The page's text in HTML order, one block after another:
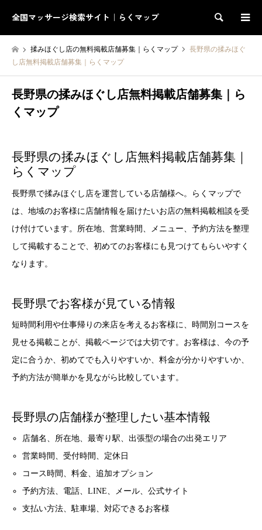
全国マッサージ検索サイト｜らくマップ 検索
揉みほぐし店の無料掲載店舗募集｜らくマップ
長野県の揉みほぐ
し店無料掲載店舗募集｜らくマップ
長野県の揉みほぐし店無料掲載店舗募集｜ら
くマップ
長野県の揉みほぐし店無料掲載店舗募集｜
らくマップ
長野県で揉みほぐし店を運営している店舗様へ。らくマップで
は、地域のお客様に店舗情報を届けたいお店の無料掲載相談を受
け付けています。所在地、営業時間、メニュー、予約方法を整理
して掲載することで、初めてのお客様にも見つけてもらいやすく
なります。
長野県でお客様が見ている情報
短時間利用や仕事帰りの来店を考えるお客様に、時間別コースを
見せる掲載ことが、掲載ページでは大切です。お客様は、今の予
定に合うか、初めてでも入りやすいか、料金が分かりやすいか、
予約方法が簡単かを見ながら比較しています。
長野県の店舗様が整理したい基本情報
店舗名、所在地、最寄り駅、出張型の場合の出発エリア
営業時間、受付時間、定休日
コース時間、料金、追加オプション
予約方法、電話、LINE、メール、公式サイト
支払い方法、駐車場、対応できるお客様